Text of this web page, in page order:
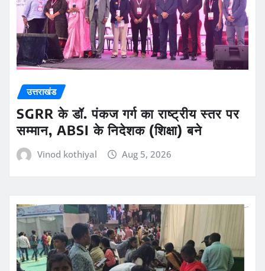
उत्तराखंड
SGRR के डॉ. पंकज गर्ग का राष्ट्रीय स्तर पर
सम्मान, ABSI के निदेशक (शिक्षा) बने
Vinod kothiyal Aug 5, 2026